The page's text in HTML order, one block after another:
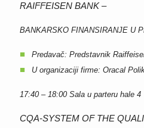
RAIFFEISEN BANK –
BANKARSKO FINANSIRANJE U
Predavač: Predstavnik
U organizaciji firme: Oracal
17:40 – 18:00 Sala u parteru hale 4
CQA-SYSTEM OF THE